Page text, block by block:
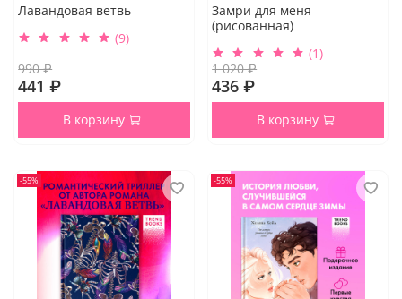
Лавандовая ветвь
(9)
990 ₽
441 ₽
В корзину
Замри для меня
(рисованная)
(1)
1 020 ₽
436 ₽
В корзину
-55% -55%